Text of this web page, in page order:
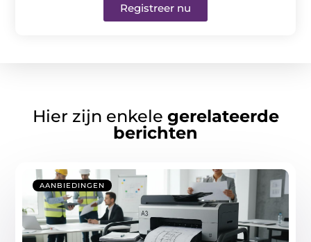
Registreer nu
Hier zijn enkele gerelateerde
berichten
AANBIEDINGEN